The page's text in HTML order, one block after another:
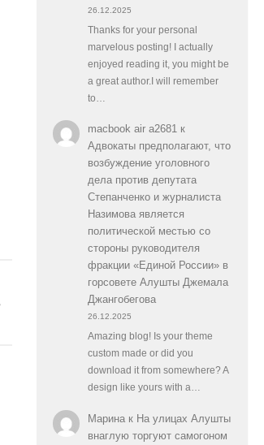
26.12.2025
Thanks for your personal
marvelous posting! I actually
enjoyed reading it, you might be
a great author.I will remember
to…
macbook air a2681к
Адвокаты предполагают, что
возбуждение уголовного
дела против депутата
Степанченко и журналиста
Назимова является
политической местью со
стороны руководителя
фракции «Единой России» в
горсовете Алушты Джемала
Джангобегова
26.12.2025
Amazing blog! Is your theme
custom made or did you
download it from somewhere? A
design like yours with a…
Маринак На улицах Алушты
внаглую торгуют самогоном